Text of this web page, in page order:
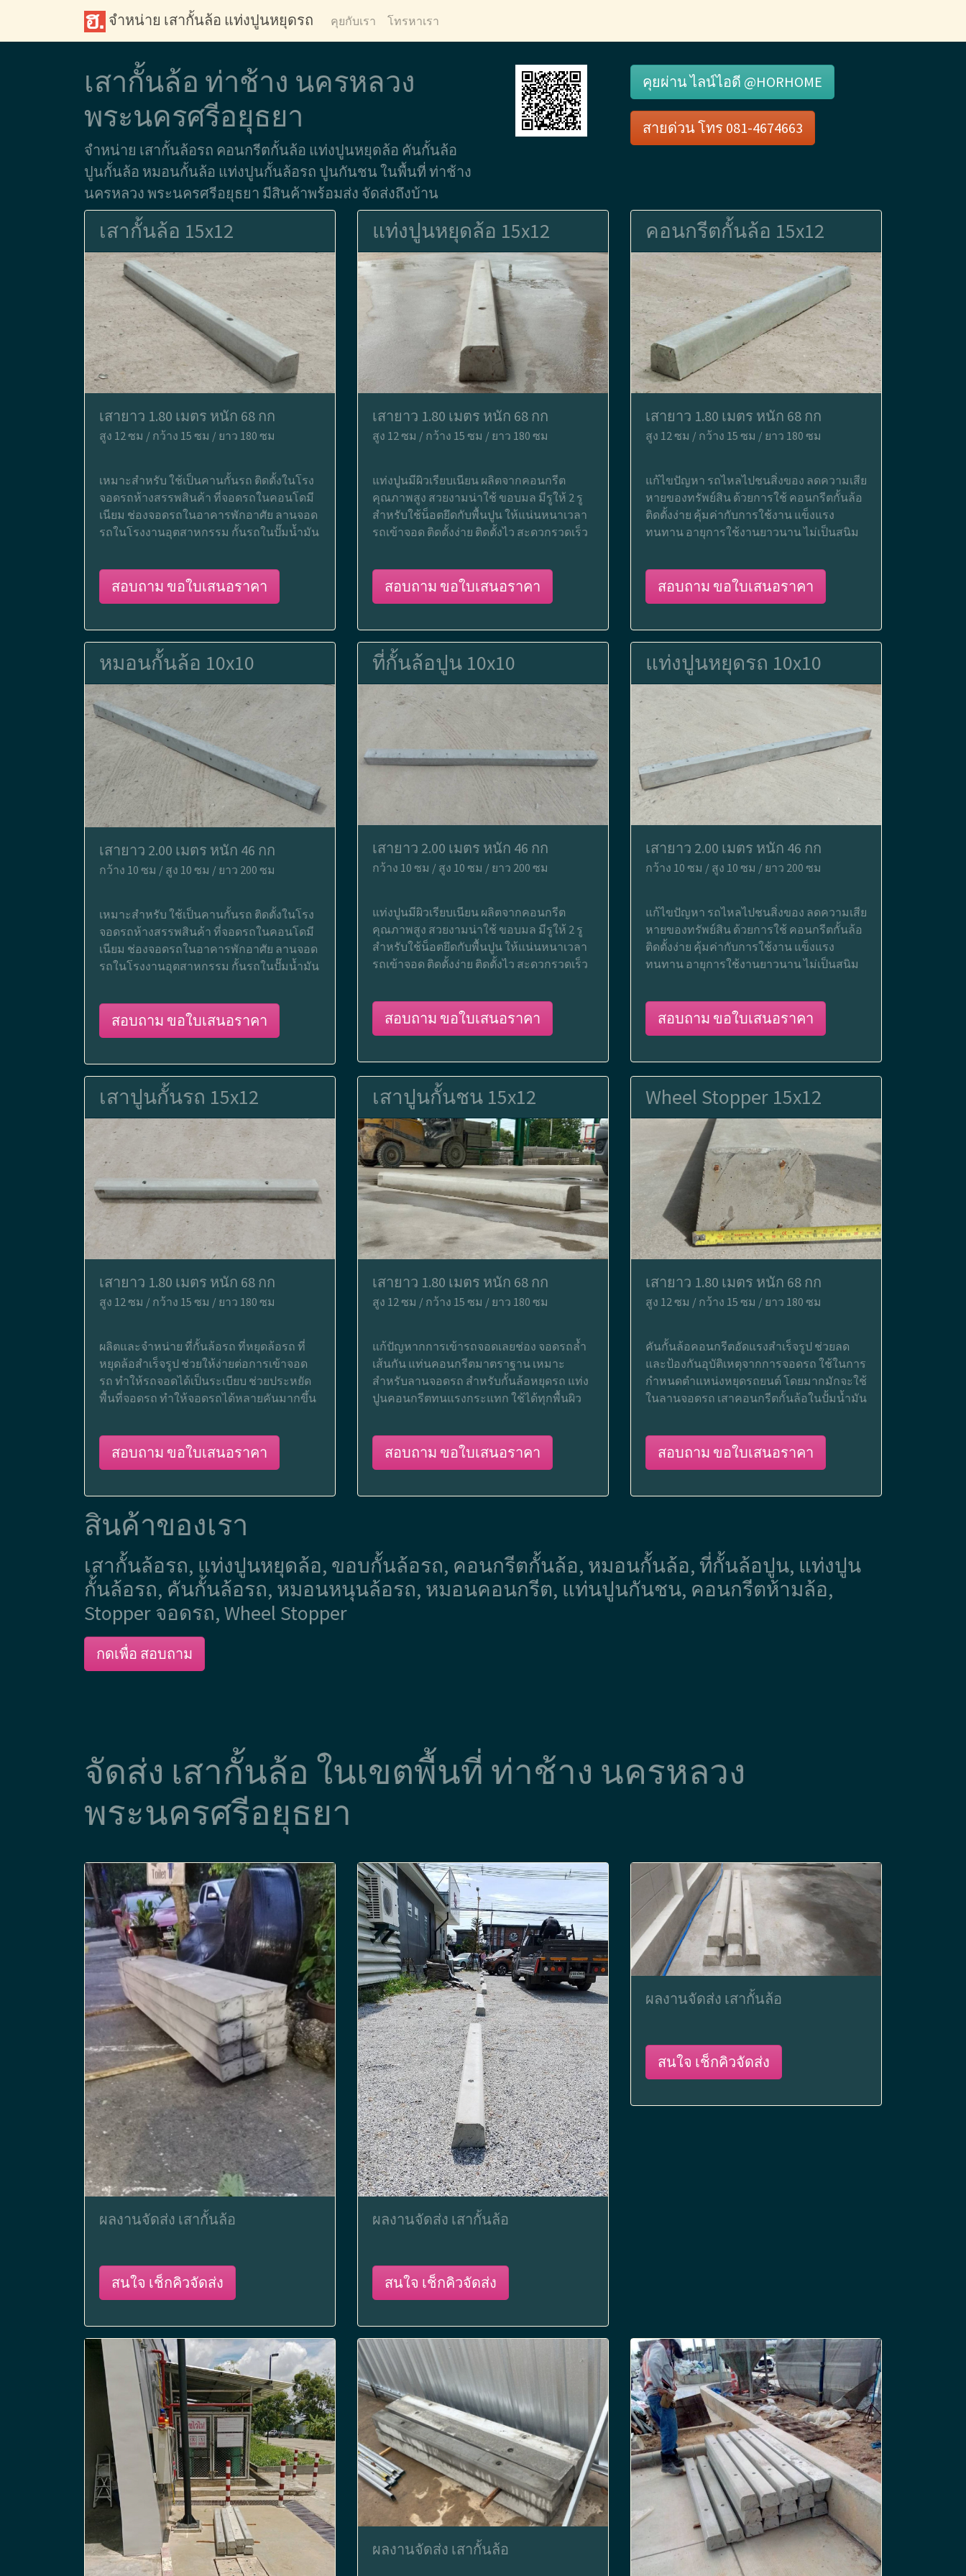
จำหน่าย เสากั้นล้อ แท่งปูนหยุดรถ คุยกับเรา โทรหาเรา
เสากั้นล้อ ท่าช้าง นครหลวง
พระนครศรีอยุธยา
จำหน่าย เสากั้นล้อรถ คอนกรีตกั้นล้อ แท่งปูนหยุดล้อ คันกั้นล้อ
ปูนกั้นล้อ หมอนกั้นล้อ แท่งปูนกั้นล้อรถ ปูนกันชน ในพื้นที่ ท่าช้าง
นครหลวง พระนครศรีอยุธยา มีสินค้าพร้อมส่ง จัดส่งถึงบ้าน
คุยผ่าน ไลน์ไอดี @HORHOME
สายด่วน โทร 081-4674663
เสากั้นล้อ 15x12
เสายาว 1.80 เมตร หนัก 68 กก
สูง 12 ซม / กว้าง 15 ซม / ยาว 180 ซม
เหมาะสำหรับ ใช้เป็นคานกั้นรถ ติดตั้งในโรง
จอดรถห้างสรรพสินค้า ที่จอดรถในคอนโดมี
เนียม ช่องจอดรถในอาคารพักอาศัย ลานจอด
รถในโรงงานอุตสาหกรรม กั้นรถในปั๊มน้ำมัน
สอบถาม ขอใบเสนอราคา
แท่งปูนหยุดล้อ 15x12
เสายาว 1.80 เมตร หนัก 68 กก
สูง 12 ซม / กว้าง 15 ซม / ยาว 180 ซม
แท่งปูนมีผิวเรียบเนียน ผลิตจากคอนกรีต
คุณภาพสูง สวยงามน่าใช้ ขอบมล มีรูให้ 2 รู
สำหรับใช้น็อตยึดกับพื้นปูน ให้แน่นหนาเวลา
รถเข้าจอด ติดตั้งง่าย ติดตั้งไว สะดวกรวดเร็ว
สอบถาม ขอใบเสนอราคา
คอนกรีตกั้นล้อ 15x12
เสายาว 1.80 เมตร หนัก 68 กก
สูง 12 ซม / กว้าง 15 ซม / ยาว 180 ซม
แก้ไขปัญหา รถไหลไปชนสิ่งของ ลดความเสีย
หายของทรัพย์สิน ด้วยการใช้ คอนกรีตกั้นล้อ
ติดตั้งง่าย คุ้มค่ากับการใช้งาน แข็งแรง
ทนทาน อายุการใช้งานยาวนาน ไม่เป็นสนิม
สอบถาม ขอใบเสนอราคา
หมอนกั้นล้อ 10x10
เสายาว 2.00 เมตร หนัก 46 กก
กว้าง 10 ซม / สูง 10 ซม / ยาว 200 ซม
เหมาะสำหรับ ใช้เป็นคานกั้นรถ ติดตั้งในโรง
จอดรถห้างสรรพสินค้า ที่จอดรถในคอนโดมี
เนียม ช่องจอดรถในอาคารพักอาศัย ลานจอด
รถในโรงงานอุตสาหกรรม กั้นรถในปั๊มน้ำมัน
สอบถาม ขอใบเสนอราคา
ที่กั้นล้อปูน 10x10
เสายาว 2.00 เมตร หนัก 46 กก
กว้าง 10 ซม / สูง 10 ซม / ยาว 200 ซม
แท่งปูนมีผิวเรียบเนียน ผลิตจากคอนกรีต
คุณภาพสูง สวยงามน่าใช้ ขอบมล มีรูให้ 2 รู
สำหรับใช้น็อตยึดกับพื้นปูน ให้แน่นหนาเวลา
รถเข้าจอด ติดตั้งง่าย ติดตั้งไว สะดวกรวดเร็ว
สอบถาม ขอใบเสนอราคา
แท่งปูนหยุดรถ 10x10
เสายาว 2.00 เมตร หนัก 46 กก
กว้าง 10 ซม / สูง 10 ซม / ยาว 200 ซม
แก้ไขปัญหา รถไหลไปชนสิ่งของ ลดความเสีย
หายของทรัพย์สิน ด้วยการใช้ คอนกรีตกั้นล้อ
ติดตั้งง่าย คุ้มค่ากับการใช้งาน แข็งแรง
ทนทาน อายุการใช้งานยาวนาน ไม่เป็นสนิม
สอบถาม ขอใบเสนอราคา
เสาปูนกั้นรถ 15x12
เสายาว 1.80 เมตร หนัก 68 กก
สูง 12 ซม / กว้าง 15 ซม / ยาว 180 ซม
ผลิตและจำหน่าย ที่กั้นล้อรถ ที่หยุดล้อรถ ที่
หยุดล้อสำเร็จรูป ช่วยให้ง่ายต่อการเข้าจอด
รถ ทำให้รถจอดได้เป็นระเบียบ ช่วยประหยัด
พื้นที่จอดรถ ทำให้จอดรถได้หลายคันมากขึ้น
สอบถาม ขอใบเสนอราคา
เสาปูนกั้นชน 15x12
เสายาว 1.80 เมตร หนัก 68 กก
สูง 12 ซม / กว้าง 15 ซม / ยาว 180 ซม
แก้ปัญหากการเข้ารถจอดเลยช่อง จอดรถล้ำ
เส้นกัน แท่นคอนกรีตมาตราฐาน เหมาะ
สำหรับลานจอดรถ สำหรับกั้นล้อหยุดรถ แท่ง
ปูนคอนกรีตทนแรงกระแทก ใช้ได้ทุกพื้นผิว
สอบถาม ขอใบเสนอราคา
Wheel Stopper 15x12
เสายาว 1.80 เมตร หนัก 68 กก
สูง 12 ซม / กว้าง 15 ซม / ยาว 180 ซม
คันกั้นล้อคอนกรีตอัดแรงสำเร็จรูป ช่วยลด
และป้องกันอุบัติเหตุจากการจอดรถ ใช้ในการ
กำหนดตำแหน่งหยุดรถยนต์ โดยมากมักจะใช้
ในลานจอดรถ เสาคอนกรีตกั้นล้อในปั้มน้ำมัน
สอบถาม ขอใบเสนอราคา
สินค้าของเรา
เสากั้นล้อรถ, แท่งปูนหยุดล้อ, ขอบกั้นล้อรถ, คอนกรีตกั้นล้อ, หมอนกั้นล้อ, ที่กั้นล้อปูน, แท่งปูน
กั้นล้อรถ, คันกั้นล้อรถ, หมอนหนุนล้อรถ, หมอนคอนกรีต, แท่นปูนกันชน, คอนกรีตห้ามล้อ,
Stopper จอดรถ, Wheel Stopper
กดเพื่อ สอบถาม
จัดส่ง เสากั้นล้อ ในเขตพื้นที่ ท่าช้าง นครหลวง
พระนครศรีอยุธยา
ผลงานจัดส่ง เสากั้นล้อ
สนใจ เช็กคิวจัดส่ง
ผลงานจัดส่ง เสากั้นล้อ
สนใจ เช็กคิวจัดส่ง
ผลงานจัดส่ง เสากั้นล้อ
สนใจ เช็กคิวจัดส่ง
ผลงานจัดส่ง เสากั้นล้อ